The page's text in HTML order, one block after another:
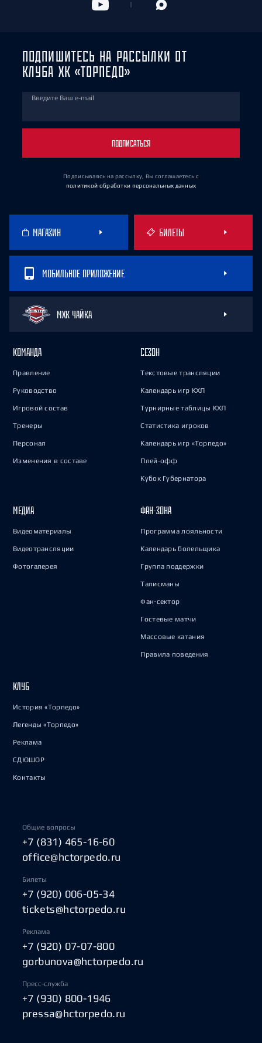
ПОДПИШИТЕСЬ НА РАССЫЛКИ ОТ
КЛУБА ХК «ТОРПЕДО»
Введите Ваш e-mail
ПОДПИСАТЬСЯ
Подписываясь на рассылку, Вы соглашаетесь с
политикой обработки персональных данных
МАГАЗИН БИЛЕТЫ
МОБИЛЬНОЕ ПРИЛОЖЕНИЕ
МХК ЧАЙКА
КОМАНДА
Правление
Руководство
Игровой состав
Тренеры
Персонал
Изменения в составе
СЕЗОН
Текстовые трансляции
Календарь игр КХЛ
Турнирные таблицы КХЛ
Статистика игроков
Календарь игр «Торпедо»
Плей-офф
Кубок Губернатора
МЕДИА
Видеоматериалы
Видеотрансляции
Фотогалерея
ФАН-ЗОНА
Программа лояльности
Календарь болельщика
Группа поддержки
Талисманы
Фан-сектор
Гостевые матчи
Массовые катания
Правила поведения
КЛУБ
История «Торпедо»
Легенды «Торпедо»
Реклама
СДЮШОР
Контакты
Общие вопросы
+7 (831) 465-16-60
office@hctorpedo.ru
Билеты
+7 (920) 006-05-34
tickets@hctorpedo.ru
Реклама
+7 (920) 07-07-800
gorbunova@hctorpedo.ru
Пресс-служба
+7 (930) 800-1946
pressa@hctorpedo.ru